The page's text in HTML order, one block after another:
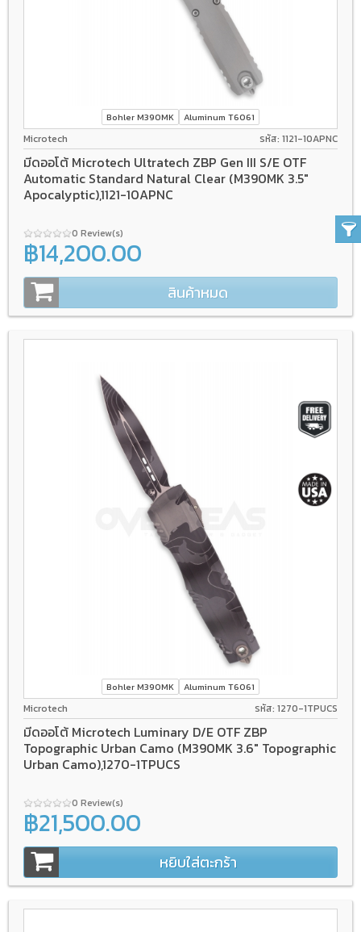
Bohler M390MK Aluminum T6061
Microtech รหัส: 1121-10APNC
มีดออโต้ Microtech Ultratech ZBP Gen III S/E OTF
Automatic Standard Natural Clear (M390MK 3.5"
Apocalyptic),1121-10APNC
0 Review(s)
฿14,200.00
สินค้าหมด
Bohler M390MK Aluminum T6061
Microtech รหัส: 1270-1TPUCS
มีดออโต้ Microtech Luminary D/E OTF ZBP
Topographic Urban Camo (M390MK 3.6" Topographic
Urban Camo),1270-1TPUCS
0 Review(s)
฿21,500.00
หยิบใส่ตะกร้า